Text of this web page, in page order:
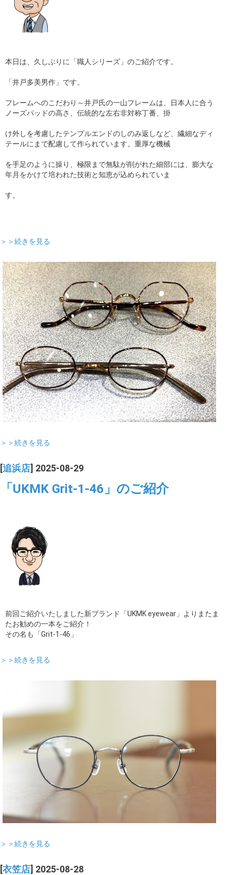
本日は、久しぶりに「職人シリーズ」のご紹介です。
「井戸多美男作」です。
フレームへのこだわり～井戸氏の一山フレームは、日本人に合う
ノーズパッドの高さ、伝統的な左右非対称丁番、掛
け外しを考慮したテンプルエンドのしのみ返しなど、繊細なディ
テールにまで配慮して作られています。重厚な機械
を手足のように操り、極限まで無駄が削がれた細部には、膨大な
年月をかけて培われた技術と知恵が込められていま
す。
＞＞続きを見る
＞＞続きを見る
追浜店 ] 2025-08-29
「UKMK Grit-1-46」のご紹介
前回ご紹介いたしました新ブランド「UKMK eyewear」よりまたま
たお勧めの一本をご紹介！
その名も「Grit-1-46」
＞＞続きを見る
＞＞続きを見る
[衣笠店] 2025-08-28